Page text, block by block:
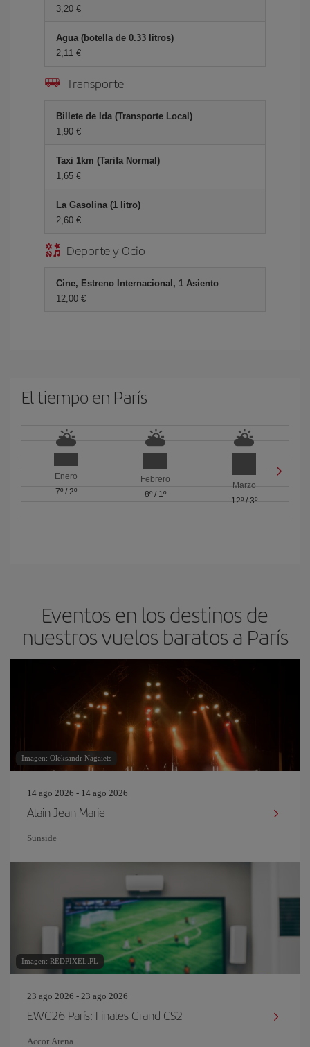
3,20 €
Agua (botella de 0.33 litros)
2,11 €
Transporte
Billete de Ida (Transporte Local)
1,90 €
Taxi 1km (Tarifa Normal)
1,65 €
La Gasolina (1 litro)
2,60 €
Deporte y Ocio
Cine, Estreno Internacional, 1 Asiento
12,00 €
El tiempo en París
Enero
7º/ 2º
Febrero
8º/ 1º
Marzo
12º/ 3º
Eventos en los destinos de
nuestros vuelos baratos a París
Imagen: Oleksandr Nagaiets
14 ago 2026 - 14 ago 2026
Alain Jean Marie
Sunside
Imagen: REDPIXEL.PL
23 ago 2026 - 23 ago 2026
EWC26 París: Finales Grand CS2
Accor Arena